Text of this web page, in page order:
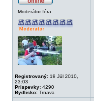
Moderátor fóra
Registrovaný: 19 Júl 2010,
23:03
Príspevky: 4290
Bydlisko: Trnava